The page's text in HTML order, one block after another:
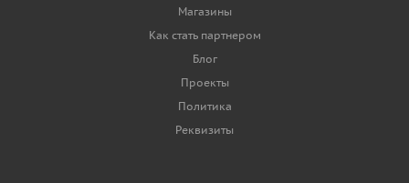
Магазины
Как стать партнером
Блог
Проекты
Политика
Реквизиты